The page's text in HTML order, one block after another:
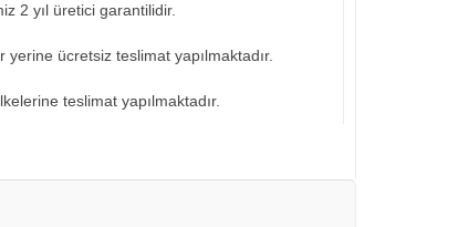
2 yıl üretici garantilidir.
yerine ücretsiz teslimat yapılmaktadır.
teslimat yapılmaktadır.